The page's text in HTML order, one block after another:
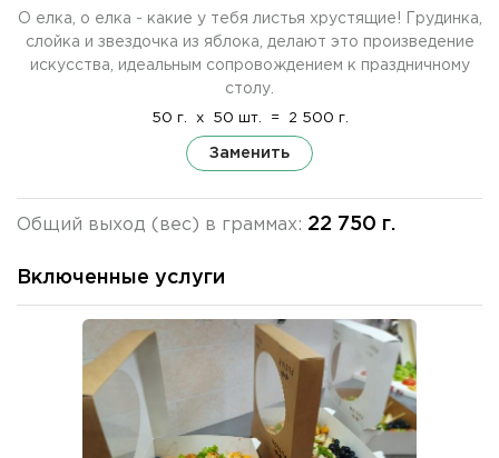
О елка, о елка - какие у тебя листья хрустящие! Грудинка,
слойка и звездочка из яблока, делают это произведение
искусства, идеальным сопровождением к праздничному
столу.
50 г. x 50 шт. = 2 500 г.
Заменить
Общий выход (вес) в граммах: 22 750 г.
Включенные услуги